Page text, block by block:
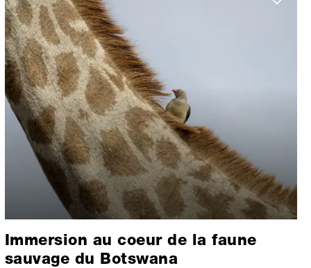
Immersion au coeur de la faune
sauvage du Botswana